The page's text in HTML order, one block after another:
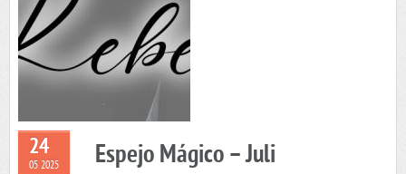
24
05 2025 Espejo Mágico – Juli